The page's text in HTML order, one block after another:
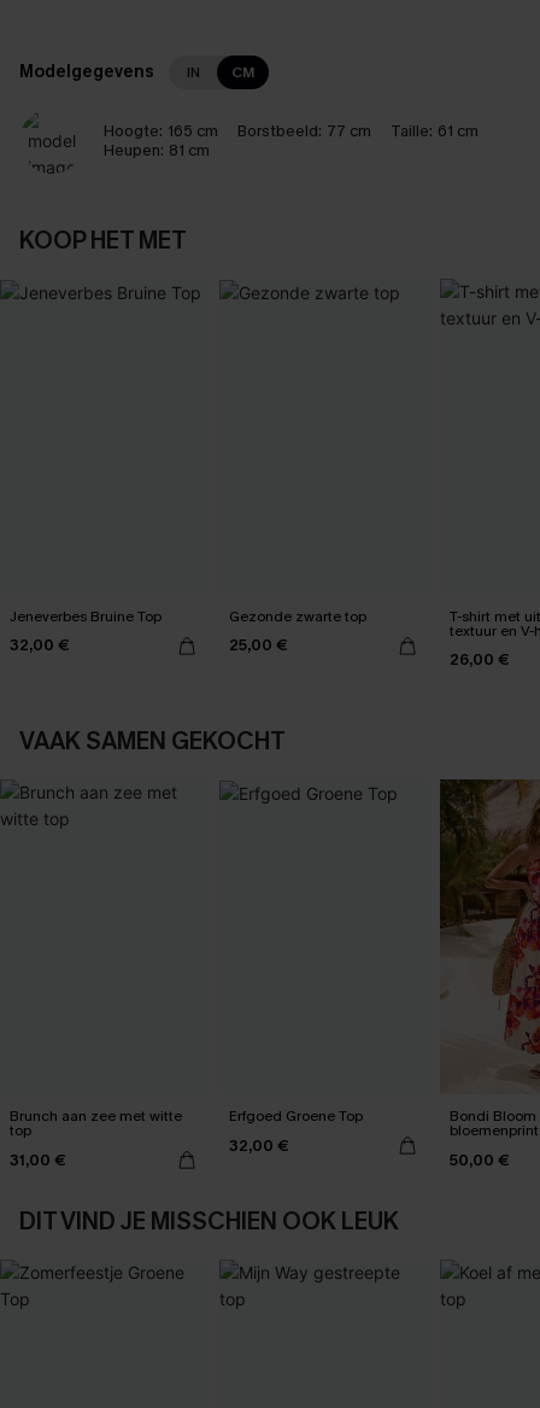
Modelgegevens IN CM
Hoogte: 165 cm Borstbeeld: 77 cm Taille: 61 cm
Heupen: 81 cm
KOOP HET MET
Jeneverbes Bruine Top
32,00 €
Gezonde zwarte top
25,00 €
T-shirt met
textuur en V-
26,00 €
VAAK SAMEN GEKOCHT
Brunch aan zee met witte
top
31,00 €
Erfgoed Groene Top
32,00 €
Bondi
bloemenprint
50,00 €
DIT VIND JE MISSCHIEN OOK LEUK